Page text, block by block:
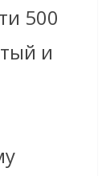
500
и